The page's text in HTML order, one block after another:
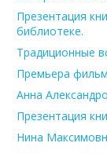
Презентация
библиотеке.
Традиционные
Премьера
Анна
Презентация
Нина